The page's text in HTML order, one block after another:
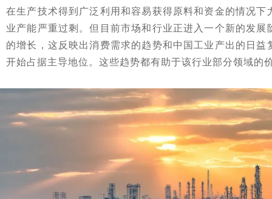
在生产技术得到广泛利用和容易获得原料和资金的情况下
业产能严重过剩。但目前市场和行业正进入一个新的发
的增长，这反映出消费需求的趋势和中国工业产出的日
开始占据主导地位。这些趋势都有助于该行业部分领域的